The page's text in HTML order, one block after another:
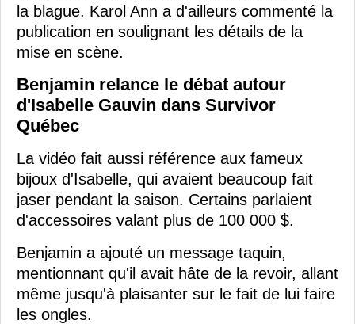
la blague. Karol Ann a d'ailleurs commenté la
publication en soulignant les détails de la
mise en scène.
Benjamin relance le débat autour
d'Isabelle Gauvin dans Survivor
Québec
La vidéo fait aussi référence aux fameux
bijoux d'Isabelle, qui avaient beaucoup fait
jaser pendant la saison. Certains parlaient
d'accessoires valant plus de 100 000 $.
Benjamin a ajouté un message taquin,
mentionnant qu'il avait hâte de la revoir, allant
même jusqu'à plaisanter sur le fait de lui faire
les ongles.